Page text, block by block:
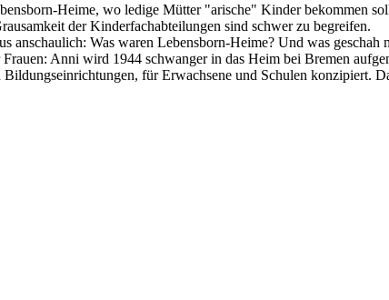
Heime, wo ledige Mütter "arische" Kinder bekommen
der Kinderfachabteilungen sind schwer zu begreifen.
anschaulich: Was waren Lebensborn-Heime? Und was geschah
Anni wird 1944 schwanger in das Heim bei Bremen
für Erwachsene und Schulen konzipiert.